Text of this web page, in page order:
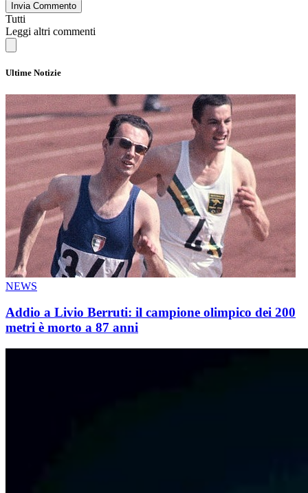
Invia Commento
Tutti
Leggi altri commenti
Ultime Notizie
NEWS
Addio a Livio Berruti: il campione olimpico dei 200
metri è morto a 87 anni